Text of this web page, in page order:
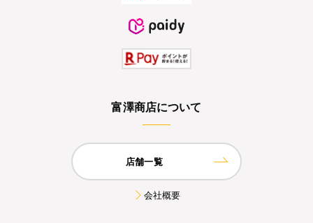
富澤商店について
店舗一覧
会社概要